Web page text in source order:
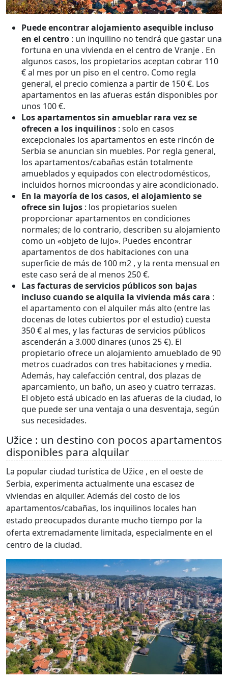
Puede encontrar alojamiento asequible incluso
en el centro : un inquilino no tendrá que gastar una
fortuna en una vivienda en el centro de Vranje . En
algunos casos, los propietarios aceptan cobrar 110
€ al mes por un piso en el centro. Como regla
general, el precio comienza a partir de 150 €. Los
apartamentos en las afueras están disponibles por
unos 100 €.
Los apartamentos sin amueblar rara vez se
ofrecen a los inquilinos : solo en casos
excepcionales los apartamentos en este rincón de
Serbia se anuncian sin muebles. Por regla general,
los apartamentos/cabañas están totalmente
amueblados y equipados con electrodomésticos,
incluidos hornos microondas y aire acondicionado.
En la mayoría de los casos, el alojamiento se
ofrece sin lujos : los propietarios suelen
proporcionar apartamentos en condiciones
normales; de lo contrario, describen su alojamiento
como un «objeto de lujo». Puedes encontrar
apartamentos de dos habitaciones con una
superficie de más de 100 m2 , y la renta mensual en
este caso será de al menos 250 €.
Las facturas de servicios públicos son bajas
incluso cuando se alquila la vivienda más cara :
el apartamento con el alquiler más alto (entre las
docenas de lotes cubiertos por el estudio) cuesta
350 € al mes, y las facturas de servicios públicos
ascenderán a 3.000 dinares (unos 25 €). El
propietario ofrece un alojamiento amueblado de 90
metros cuadrados con tres habitaciones y media.
Además, hay calefacción central, dos plazas de
aparcamiento, un baño, un aseo y cuatro terrazas.
El objeto está ubicado en las afueras de la ciudad, lo
que puede ser una ventaja o una desventaja, según
sus necesidades.
Užice : un destino con pocos apartamentos
disponibles para alquilar
La popular ciudad turística de Užice , en el oeste de
Serbia, experimenta actualmente una escasez de
viviendas en alquiler. Además del costo de los
apartamentos/cabañas, los inquilinos locales han
estado preocupados durante mucho tiempo por la
oferta extremadamente limitada, especialmente en el
centro de la ciudad.